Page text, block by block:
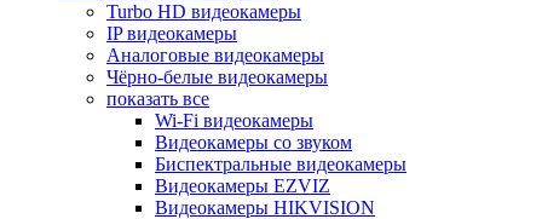
Turbo HD видеокамеры
IP видеокамеры
Аналоговые видеокамеры
Чёрно-белые видеокамеры
показать все
Wi-Fi видеокамеры
Видеокамеры со звуком
Биспектральные видеокамеры
Видеокамеры EZVIZ
Видеокамеры HIKVISION